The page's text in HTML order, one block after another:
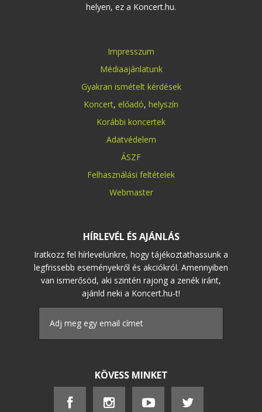
helyen, ez a Koncert.hu.
Impresszum
Médiaajánlatunk
Gyakran ismételt kérdések
Koncert, előadó, helyszín
Korábbi koncertek
Adatvédelem
ÁSZF
Felhasználási feltételek
Webmaster
HÍRLEVÉL ÉS AJÁNLÁS
Iratkozz fel hírlevelünkre, hogy tájékoztathassunk a
legfrissebb eseményekről és akciókról. Amennyiben
van ismerősöd, aki szintén rajong a zenék iránt,
ajánld neki a Koncert.hu-t!
KÖVESS MINKET